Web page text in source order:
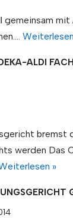
gemeinsam
ALDI
bremst
werden Das
»